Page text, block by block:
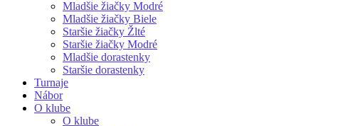
Mladšie žiačky Modré
Mladšie žiačky Biele
Staršie žiačky Žlté
Staršie žiačky Modré
Mladšie dorastenky
Staršie dorastenky
Turnaje
Nábor
O klube
O klube